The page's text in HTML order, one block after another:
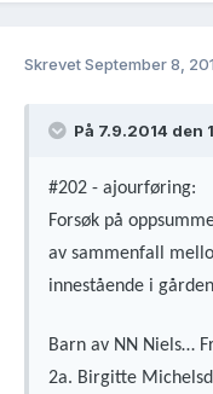
SkrevetSeptember 8,
På 7.9.2014 den
#202 - ajourføring:
Forsøk på
av sammenfall
innestående i
Barn av NN Niels…
2a. Birgitte